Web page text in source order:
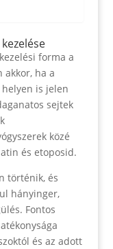
forma a
akkor, ha a
is jelen
sejtek
közé
és etoposid.
történik, és
hányinger,
Fontos
és az adott